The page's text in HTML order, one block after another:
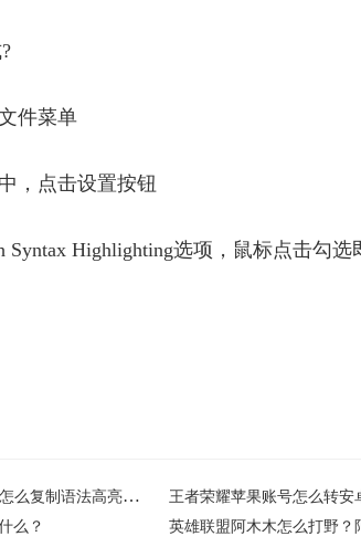
件菜单
，点击设置按钮
Syntax Highlighting选项，鼠标点击勾选
VScode打开重构文件怎么自动保存？Vscode怎么复制语法高亮格式？
王者荣耀苹果账号怎么转安
么？
英雄联盟阿木木怎么打野？